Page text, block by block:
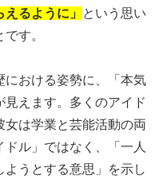
るように」
という思い
す。
における姿勢に、「本気
えます。多くのアイド
女は学業と芸能活動の両
ル」ではなく、「一人
うとする意思」を示し